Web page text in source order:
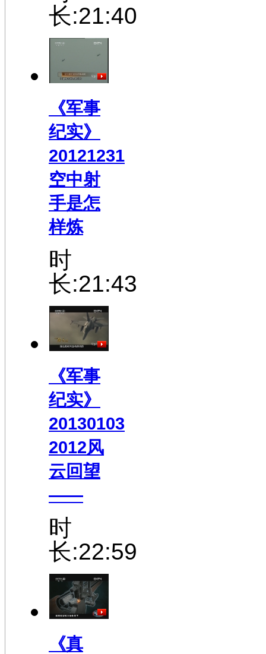
长:21:40
《军事
纪实》
20121231
空中射
手是怎
样炼
时
长:21:43
《军事
纪实》
20130103
2012风
云回望
——
时
长:22:59
《真